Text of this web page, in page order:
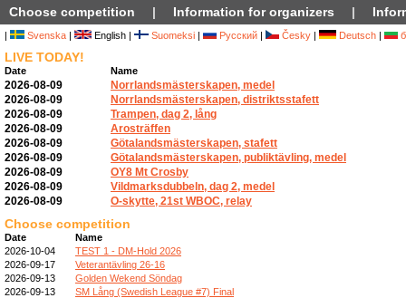
Choose competition | Information for organizers |
| Svenska | English | Suomeksi | Русский | Česky | Deutsch |
LIVE TODAY!
Date Name
2026-08-09
Norrlandsmästerskapen, medel
2026-08-09
Norrlandsmästerskapen, distriktsstafett
2026-08-09
Trampen, dag 2, lång
2026-08-09
Arosträffen
2026-08-09
Götalandsmästerskapen, stafett
2026-08-09
Götalandsmästerskapen, publiktävling, medel
2026-08-09
OY8 Mt Crosby
2026-08-09
Vildmarksdubbeln, dag 2, medel
2026-08-09
O-skytte, 21st WBOC, relay
Choose competition
Date
Name
2026-10-04
TEST 1 - DM-Hold 2026
2026-09-17
Veterantävling 26-16
2026-09-13
Golden Wekend Söndag
2026-09-13
SM Lång (Swedish League #7) Final